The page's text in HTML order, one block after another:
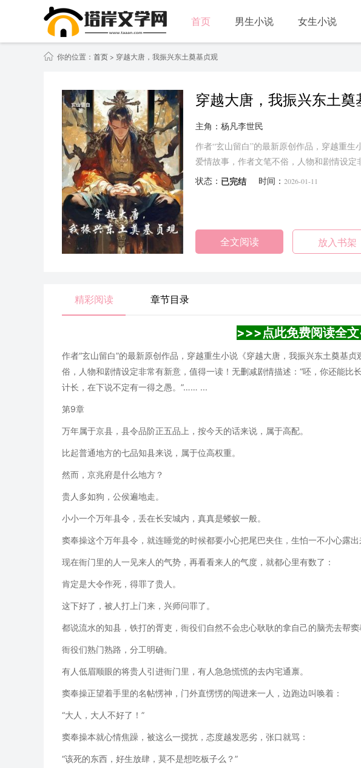
首页 男生小说 女生小说
你的位置： 首页> 穿越大唐，我振兴东土奠基贞观
穿越大唐，我振兴东土奠
主角：杨凡李世民
作者“玄山留白”的最新原创作品，穿越重
爱情故事，作者文笔不俗，人物和剧情设
子更聪慧更有才不成？不过嘛，一人计短
状态： 已完结 时间： 2026-01-11
全文阅读 放入书架
精彩阅读 章节目录
>>>点此免费阅读全
作者“玄山留白”的最新原创作品，穿越重生小说《穿越大唐，我振兴东土奠基
俗，人物和剧情设定非常有新意，值得一读！无删减剧情描述：“呸，你还能比
计长，在下说不定有一得之愚。”…… ...
第9章
万年属于京县，县令品阶正五品上，按今天的话来说，属于高配。
比起普通地方的七品知县来说，属于位高权重。
然而，京兆府是什么地方？
贵人多如狗，公侯遍地走。
小小一个万年县令，丢在长安城内，真真是蝼蚁一般。
窦奉操这个万年县令，就连睡觉的时候都要小心把尾巴夹住，生怕一不小心露出
现在衙门里的人一见来人的气势，再看看来人的气度，就都心里有数了：
肯定是大令作死，得罪了贵人。
这下好了，被人打上门来，兴师问罪了。
都说流水的知县，铁打的胥吏，衙役们自然不会忠心耿耿的拿自己的脑壳去帮窦
衙役们熟门熟路，分工明确。
有人低眉顺眼的将贵人引进衙门里，有人急急慌慌的去内宅通禀。
窦奉操正望着手里的名帖愣神，门外直愣愣的闯进来一人，边跑边叫唤着：
“大人，大人不好了！”
窦奉操本就心情焦躁，被这么一搅扰，态度越发恶劣，张口就骂：
“该死的东西，好生放肆，莫不是想吃板子么？”